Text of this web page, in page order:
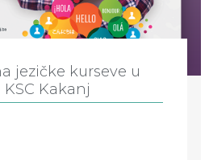
jezičke kurseve u
Kakanj